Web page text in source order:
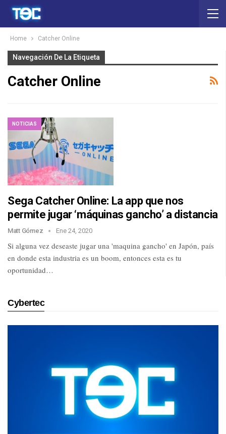
Home Catcher Online
Navegación De La Etiqueta
Catcher Online
NOTICIAS
Sega Catcher Online: La app que nos
permite jugar ‘máquinas gancho’ a distancia
Matt Gómez Ene 24, 2020
Si alguna vez deseaste jugar una 'maquina gancho' en Japón, país
en donde esta industria es un boom, entonces esta es tu
oportunidad…
Cybertec